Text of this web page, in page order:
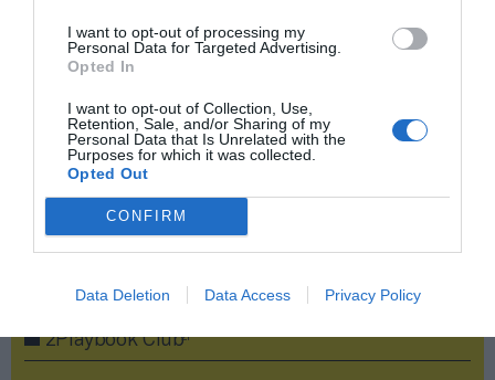
I want to opt-out of processing my
Personal Data for Targeted Advertising.
Opted In
I want to opt-out of Collection, Use,
Retention, Sale, and/or Sharing of my
Personal Data that Is Unrelated with the
Purposes for which it was collected.
Opted Out
CONFIRM
Data Deletion Data Access Privacy Policy
Índex2P
Empleo
Imprimir
2Playbook Club2P